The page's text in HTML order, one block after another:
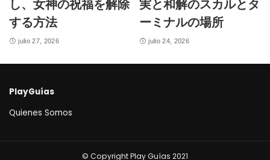
し、女神の祝福を解除
する方法
julio 27, 2026
実と和解のスカルとタ
ーミナルの場所
julio 24, 2026
PlayGuías
Quienes Somos
© Copyright Play Guías 2021